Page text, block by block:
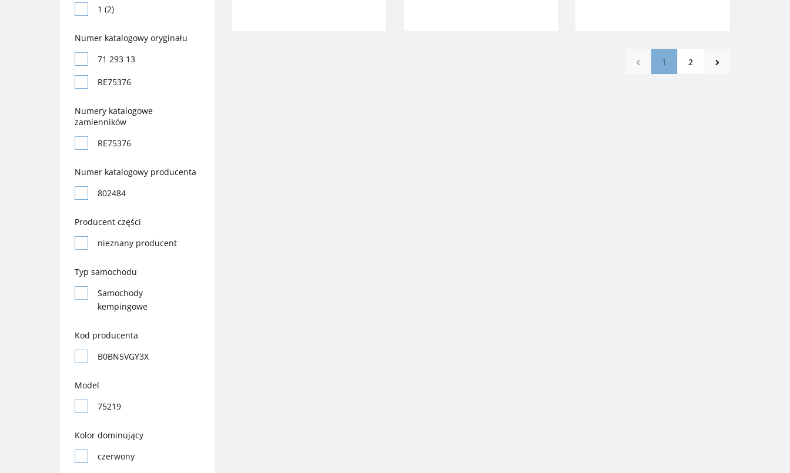
75516
802482
FR87191
RE75375
1 (2)
Numer katalogowy oryginału
71 293 13
RE75376
Numery katalogowe
zamienników
RE75376
Numer katalogowy producenta
802484
Producent części
nieznany producent
Typ samochodu
Samochody
kempingowe
Kod producenta
B0BN5VGY3X
Model
75219
Kolor dominujący
czerwony
1 2